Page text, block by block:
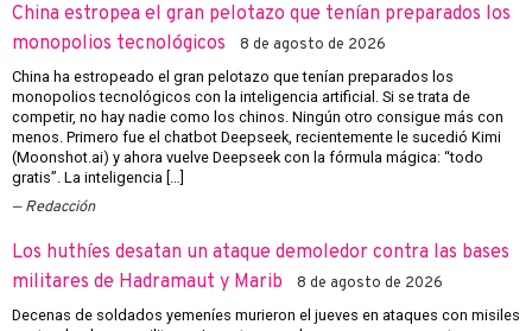
China estropea el gran pelotazo que tenían preparados los
monopolios tecnológicos
8 de agosto de 2026
China ha estropeado el gran pelotazo que tenían preparados los
monopolios tecnológicos con la inteligencia artificial. Si se trata de
competir, no hay nadie como los chinos. Ningún otro consigue más con
menos. Primero fue el chatbot Deepseek, recientemente le sucedió Kimi
(Moonshot.ai) y ahora vuelve Deepseek con la fórmula mágica: “todo
gratis”. La inteligencia […]
Redacción
Los huthíes desatan un ataque demoledor contra las bases
militares de Hadramaut y Marib
8 de agosto de 2026
Decenas de soldados yemeníes murieron el jueves en ataques con misiles